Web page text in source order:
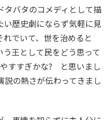
バタのコメディとして描
歴史劇にならず気軽に見
でいて、世を治めると
王として民をどう思って
すすぎかな? と思いまし
の熱さが伝わってきまし